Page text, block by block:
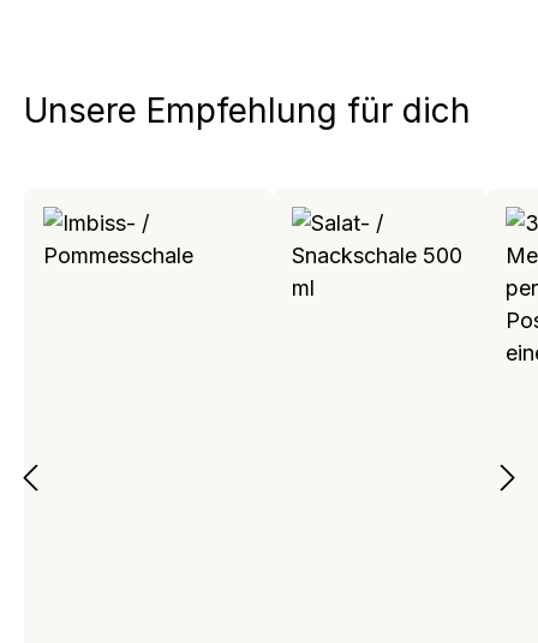
Produktgalerie überspringen
Unsere Empfehlung für dich